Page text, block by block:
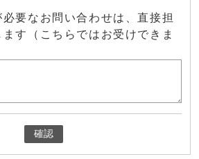
必要なお問い合わせは、直接担
す（こちらではお受けできま
確認